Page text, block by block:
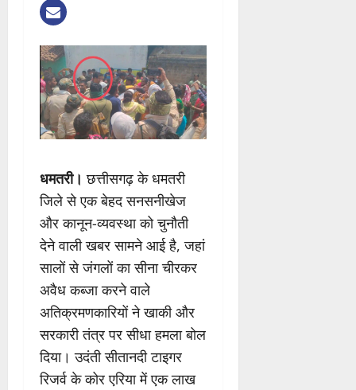
धमतरी। छत्तीसगढ़ के धमतरी
जिले से एक बेहद सनसनीखेज
और कानून-व्यवस्था को चुनौती
देने वाली खबर सामने आई है, जहां
सालों से जंगलों का सीना चीरकर
अवैध कब्जा करने वाले
अतिक्रमणकारियों ने खाकी और
सरकारी तंत्र पर सीधा हमला बोल
दिया। उदंती सीतानदी टाइगर
रिजर्व के कोर एरिया में एक लाख